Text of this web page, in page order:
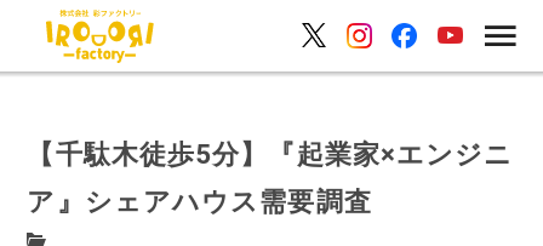
【千駄木徒歩5分】『起業家×エンジニ
ア』シェアハウス需要調査